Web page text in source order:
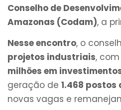
Conselho de
Amazonas (Codam), a
Nesse encontro, o
projetos industriais,
milhões em
geração de 1.468
novas vagas e